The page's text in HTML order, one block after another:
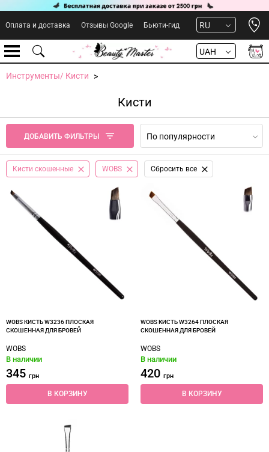
Оплата и доставка Отзывы Google Бьюти-гид RU
UAH
Инструменты/ Кисти
Кисти
ДОБАВИТЬ ФИЛЬТРЫ По популярности
Кисти скошенные WOBS Сбросить все
WOBS КИСТЬ W3236 ПЛОСКАЯ
СКОШЕННАЯ ДЛЯ БРОВЕЙ
WOBS
В наличии
345 грн
В КОРЗИНУ
WOBS КИСТЬ W3264 ПЛОСКАЯ
СКОШЕННАЯ ДЛЯ БРОВЕЙ
WOBS
В наличии
420 грн
В КОРЗИНУ